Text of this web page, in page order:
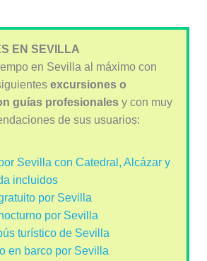
EN SEVILLA
en Sevilla al máximo con
excursiones o
guías profesionalesy con muy
de sus usuarios:
Sevilla con Catedral, Alcázar y
incluidos
por Sevilla
por Sevilla
turístico de Sevilla
en barco por Sevilla